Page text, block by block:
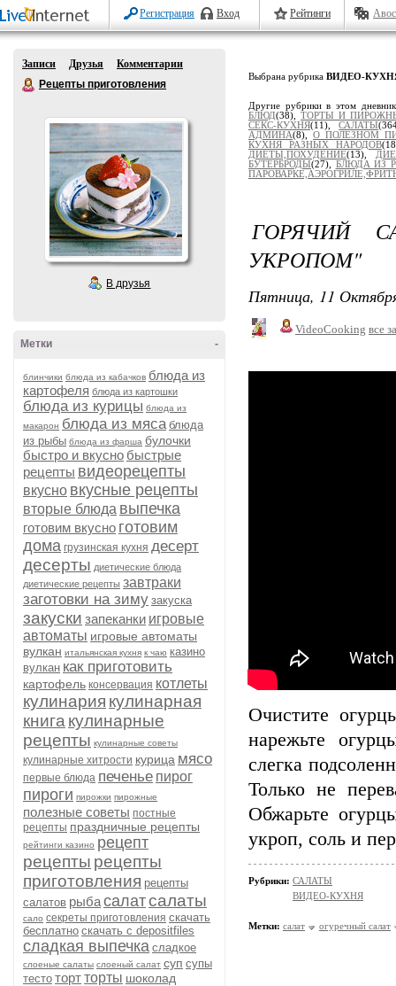
Регистрация Вход Рейтинги
Записи Друзья
Комментарии
Рецепты приготовления
В друзья
-
Метки
блинчики блюда из кабачков блюда из
картофеля блюда из картошки
блюда из курицы блюда из
макарон блюда из мяса блюда
из рыбы блюда из фарша булочки
быстро и вкусно быстрые
рецепты видеорецепты
вкусно вкусные рецепты
вторые блюда выпечка
готовим вкусно готовим
дома грузинская кухня десерт
десерты диетические блюда
диетические рецепты завтраки
заготовки на зиму закуска
закуски запеканки игровые
автоматы игровые автоматы
вулкан итальянская кухня к чаю казино
вулкан как приготовить
картофель консервация котлеты
кулинария кулинарная
книга кулинарные
рецепты кулинарные советы
кулинарные хитрости курица мясо
первые блюда печенье пирог
пироги пирожки пирожные
полезные советы постные
рецепты праздничные рецепты
рейтинги казино рецепт
рецепты рецепты
приготовления рецепты
салатов рыбасалатсалаты
сало секреты приготовления скачать
бесплатно скачать с depositfiles
сладкая выпечка сладкое
слоеные салаты слоеный салат суп супы
тесто тортторты шоколад
Выбрана рубрика ВИДЕО-
Другие рубрики в этом
БЛЮД(38), ТОРТЫ И
СЕКС-КУХНЯ(11),САЛАТЫ
АДМИНА(8), О ПОЛЕЗНОМ
КУХНЯ РАЗНЫХ НАРОДОВ
ДИЕТЫ,ПОХУДЕНИЕ(13),
БУТЕРБРОДЫ(27), БЛЮДА ИЗ
ГОРЯЧИЙ
УКРОПОМ"
Пятница, 11
VideoCooking все
Очистите
нарежьте
слегка
Только не
Обжарьте
укроп, соль и
Рубрики: САЛАТЫ
ВИДЕО-КУХНЯ
Метки: салат огуречный салат